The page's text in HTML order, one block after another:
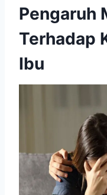
Pengaruh
Terhadap
Ibu